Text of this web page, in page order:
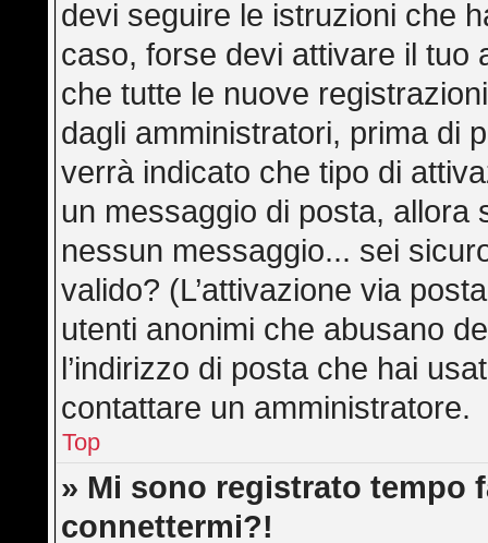
devi seguire le istruzioni che
caso, forse devi attivare il tuo
che tutte le nuove
dagli amministratori, prima di
verrà indicato che tipo di
un messaggio di posta, allora
nessun messaggio... sei
valido? (L’attivazione via
utenti anonimi che abusano
l’indirizzo di posta che hai
contattare un amministratore.
Top
» Mi sono registrato tempo
connettermi?!